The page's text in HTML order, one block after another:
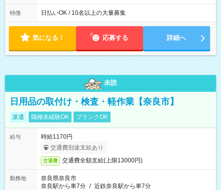
働8時間） ※週5日勤務（場所次第では週4も有り） ※配達状況
によって時間外での勤務可能性有り ※案件により多少の前後あ
特徴 日払いOK / 10名以上の大量募集
気になる！ 応募する 詳細へ
未読
日用品の取付け・検査・軽作業【奈良市】
派遣 職種未経験OK ブランクOK
給与
時給1170円
交通費別途支給あり
交通費 交通費全額支給(上限13000円)
勤務地
奈良県奈良市
奈良駅から車7分 / 近鉄奈良駅から車7分